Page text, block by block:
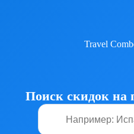
Travel
Поиск скидок на